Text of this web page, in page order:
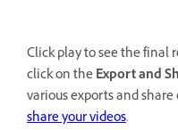
Click play to see the final
click on theExport and
various exports and
share your videos.